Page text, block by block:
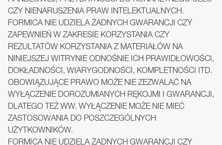
CZY NIENARUSZENIA PRAW INTELEKTUALNYCH.
FORMICA NIE UDZIELA ŻADNYCH GWARANCJI CZY
ZAPEWNIEŃ W ZAKRESIE KORZYSTANIA CZY
REZULTATÓW KORZYSTANIA Z MATERIAŁÓW NA
NINIEJSZEJ WITRYNIE ODNOŚNIE ICH PRAWIDŁOWOŚCI,
DOKŁADNOŚCI, WIARYGODNOŚCI, KOMPLETNOŚCI ITD.
OBOWIĄZUJĄCE PRAWO MOŻE NIE ZEZWALAĆ NA
WYŁĄCZENIE DOROZUMIANYCH RĘKOJMI I GWARANCJI,
DLATEGO TEŻ WW. WYŁĄCZENIE MOŻE NIE MIEĆ
ZASTOSOWANIA DO POSZCZEGÓLNYCH
UŻYTKOWNIKÓW.
FORMICA NIE UDZIELA ŻADNYCH GWARANCJI CZY